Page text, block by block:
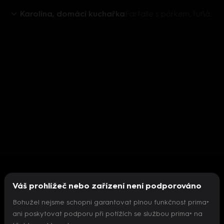
Karolína, domácí kuchařka
Nepodařilo se inicializovat přehrávač
Váš prohlížeč nebo zařízení není podporováno
Bohužel nejsme schopni garantovat plnou funkčnost prima+
ani poskytovat podporu při potížích se službou prima+ na